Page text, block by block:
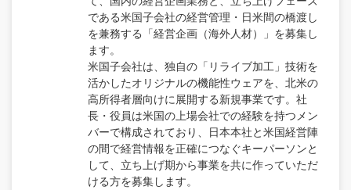
である米国子会社の経営管理・日米間の橋渡し
を兼務する「経営企画（海外人材）」を募集し
ます。
米国子会社は、独自の「リライブ加工」技術を
活かしたオリジナルの機能性ウェアを、北米の
高所得者層向けに展開する新規事業です。社
長・役員は米国の上場会社での経験を持つメン
バーで構成されており、日本本社と米国経営陣
の間で経営情報を正確につなぐキーパーソンと
して、立ち上げ期から事業を共に作っていただ
ける方を募集します。